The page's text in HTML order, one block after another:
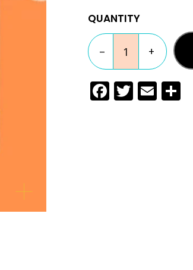
QUANTITY
– +
Facebook
Twitter
Email